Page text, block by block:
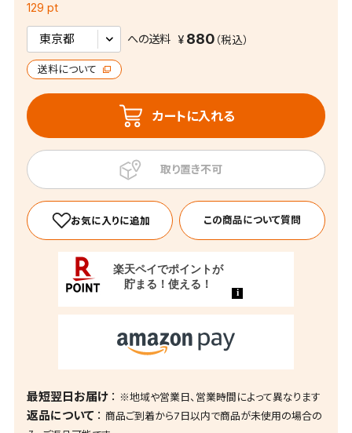
129 pt
への送料 880
送料について
カートに入れる
この商品について質問
最短翌日お届け ※地域や営業日、営業時間によって異なります
返品について
商品ご到着から7日以内で商品が未使用の場合の